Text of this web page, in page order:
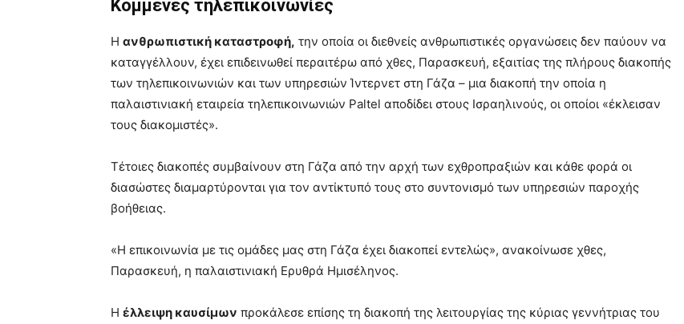
Κομμένες τηλεπικοινωνίες
Η ανθρωπιστική καταστροφή, την οποία οι διεθνείς ανθρωπιστικές οργανώσεις δεν παύουν να
καταγγέλλουν, έχει επιδεινωθεί περαιτέρω από χθες, Παρασκευή, εξαιτίας της πλήρους διακοπής
των τηλεπικοινωνιών και των υπηρεσιών Ίντερνετ στη Γάζα – μια διακοπή την οποία η
παλαιστινιακή εταιρεία τηλεπικοινωνιών Paltel αποδίδει στους Ισραηλινούς, οι οποίοι «έκλεισαν
τους διακομιστές».
Τέτοιες διακοπές συμβαίνουν στη Γάζα από την αρχή των εχθροπραξιών και κάθε φορά οι
διασώστες διαμαρτύρονται για τον αντίκτυπό τους στο συντονισμό των υπηρεσιών παροχής
βοήθειας.
«Η επικοινωνία με τις ομάδες μας στη Γάζα έχει διακοπεί εντελώς», ανακοίνωσε χθες,
Παρασκευή, η παλαιστινιακή Ερυθρά Ημισέληνος.
Η έλλειψη καυσίμων προκάλεσε επίσης τη διακοπή της λειτουργίας της κύριας γεννήτριας του